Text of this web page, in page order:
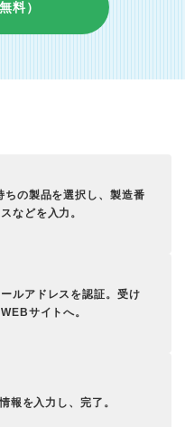
料）
ちの製品を選択し、製造番
などを入力。
ルアドレスを認証。受け
WEBサイトへ。
報を入力し、完了。